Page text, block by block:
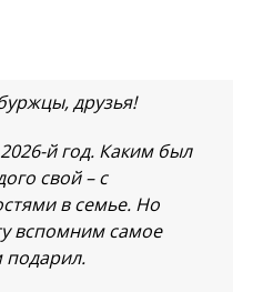
друзья!
й год. Каким был
свой – с
в семье. Но
вспомним самое
подарил.